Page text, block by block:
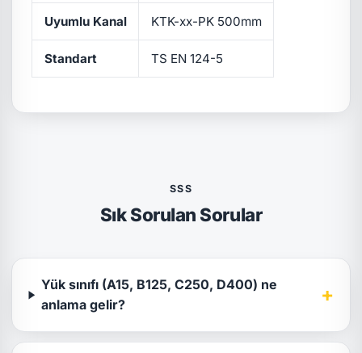
Uyumlu Kanal KTK-xx-PK 500mm
Standart TS EN 124-5
SSS
Sık Sorulan Sorular
Yük sınıfı (A15, B125, C250, D400) ne
anlama gelir?
+